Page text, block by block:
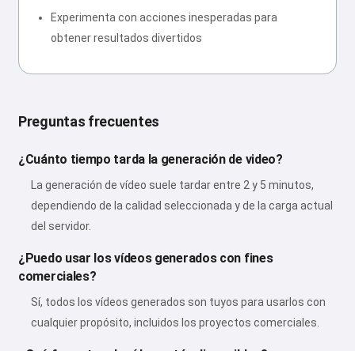
Experimenta con acciones inesperadas para
obtener resultados divertidos
Preguntas frecuentes
¿Cuánto tiempo tarda la generación de video?
La generación de vídeo suele tardar entre 2 y 5 minutos,
dependiendo de la calidad seleccionada y de la carga actual
del servidor.
¿Puedo usar los vídeos generados con fines
comerciales?
Sí, todos los vídeos generados son tuyos para usarlos con
cualquier propósito, incluidos los proyectos comerciales.